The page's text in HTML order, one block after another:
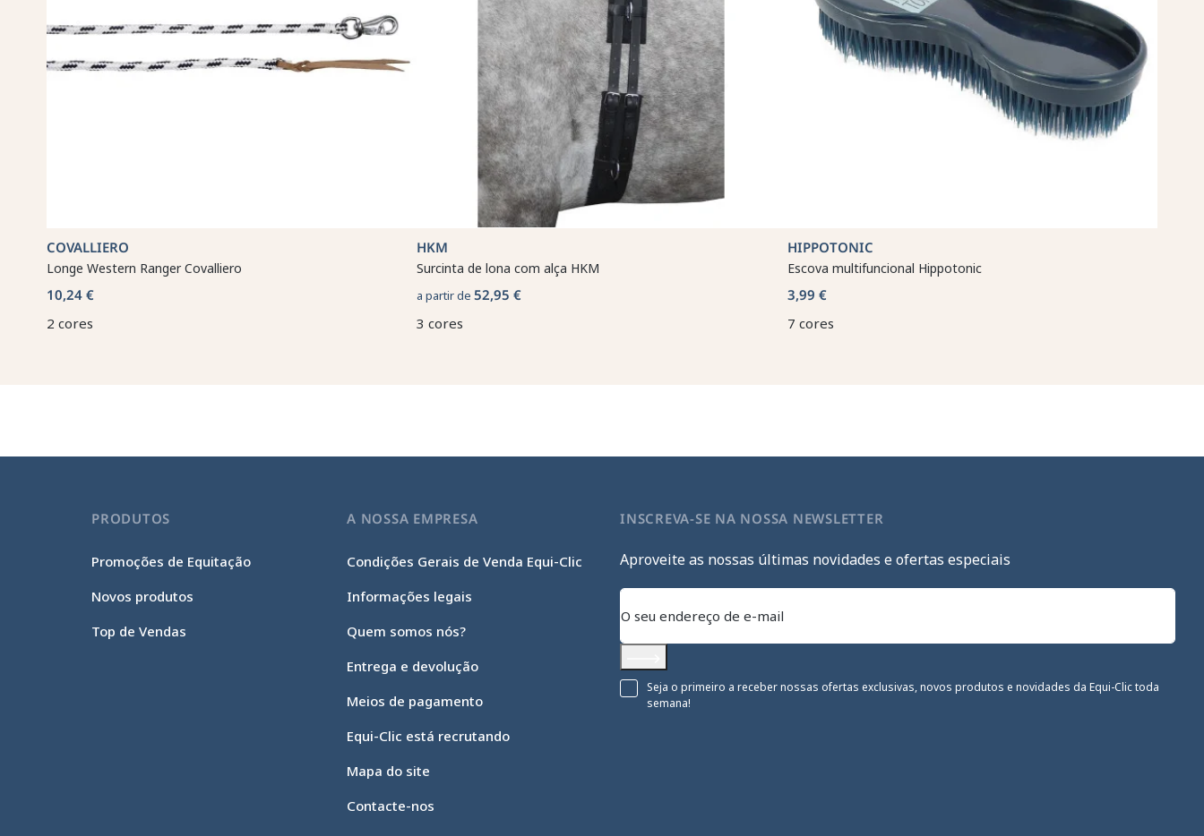
COVALLIERO
Longe Western Ranger Covalliero
10,24 €
2 cores
HKM
Surcinta de lona com alça HKM
a partir de52,95 €
3 cores
HIPPOTONIC
Escova multifuncional Hippotonic
3,99 €
7 cores
PRODUTOS
Promoções de Equitação
Novos produtos
Top de Vendas
A NOSSA EMPRESA
Condições Gerais de Venda Equi-Clic
Informações legais
Quem somos nós?
Entrega e devolução
Meios de pagamento
Equi-Clic está recrutando
Mapa do site
Contacte-nos
INSCREVA-SE NA NOSSA NEWSLETTER
Aproveite as nossas últimas novidades e ofertas especiais
Subscrever
Seja o primeiro a receber nossas ofertas exclusivas, novos produtos e novidades da Equi-Clic toda
semana!